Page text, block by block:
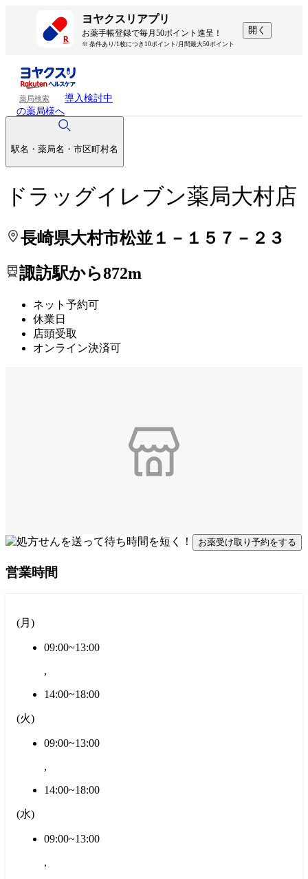
ヨヤクスリアプリ
お薬手帳登録で毎月50ポイント進呈！
※ 条件あり/1枚につき10ポイント/月間最大50ポイント
開く
薬局検索
導入検討中
の薬局様へ
駅名・薬局名・市区町村名
ドラッグイレブン薬局大村店
長崎県大村市松並１－１５７－２３
諏訪駅から872m
ネット予約可
休業日
店頭受取
オンライン決済可
処方せんを送って待ち時間を短く！
お薬受け取り予約をする
営業時間
(月 )
09:00~13:00
,
14:00~18:00
(火)
09:00~13:00
,
14:00~18:00
(水)
09:00~13:00
,
処方せんを送って待ち時間を短く！